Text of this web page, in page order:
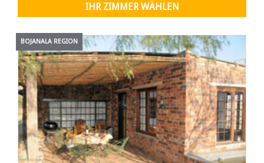
IHR ZIMMER WÄHLEN
BOJANALA REGION